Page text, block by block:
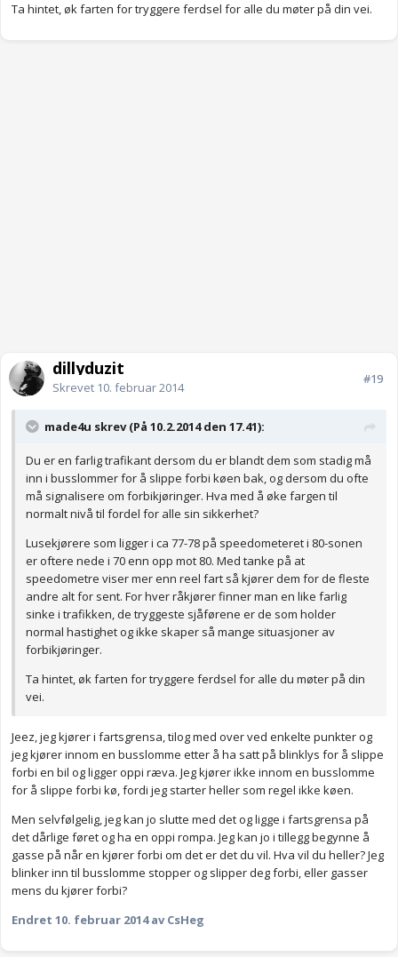
Ta hintet, øk farten for tryggere ferdsel for alle du møter på din vei.
dillyduzit
Skrevet 10. februar 2014
#19
made4u skrev (På 10.2.2014 den 17.41):
Du er en farlig trafikant dersom du er blandt dem som stadig må
inn i busslommer for å slippe forbi køen bak, og dersom du ofte
må signalisere om forbikjøringer. Hva med å øke fargen til
normalt nivå til fordel for alle sin sikkerhet?
Lusekjørere som ligger i ca 77-78 på speedometeret i 80-sonen
er oftere nede i 70 enn opp mot 80. Med tanke på at
speedometre viser mer enn reel fart så kjører dem for de fleste
andre alt for sent. For hver råkjører finner man en like farlig
sinke i trafikken, de tryggeste sjåførene er de som holder
normal hastighet og ikke skaper så mange situasjoner av
forbikjøringer.
Ta hintet, øk farten for tryggere ferdsel for alle du møter på din
vei.
Jeez, jeg kjører i fartsgrensa, tilog med over ved enkelte punkter og
jeg kjører innom en busslomme etter å ha satt på blinklys for å slippe
forbi en bil og ligger oppi ræva. Jeg kjører ikke innom en busslomme
for å slippe forbi kø, fordi jeg starter heller som regel ikke køen.
Men selvfølgelig, jeg kan jo slutte med det og ligge i fartsgrensa på
det dårlige føret og ha en oppi rompa. Jeg kan jo i tillegg begynne å
gasse på når en kjører forbi om det er det du vil. Hva vil du heller? Jeg
blinker inn til busslomme stopper og slipper deg forbi, eller gasser
mens du kjører forbi?
Endret 10. februar 2014av CsHeg